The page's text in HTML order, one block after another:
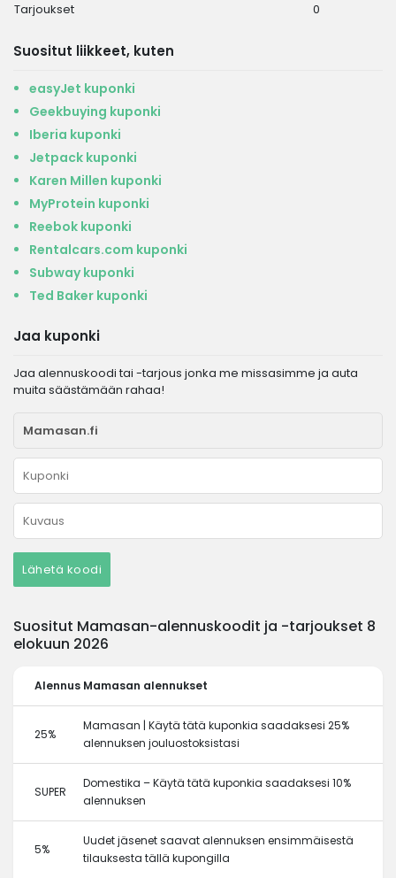
Tarjoukset
0
Suositut liikkeet, kuten
easyJet kuponki
Geekbuying kuponki
Iberia kuponki
Jetpack kuponki
Karen Millen kuponki
MyProtein kuponki
Reebok kuponki
Rentalcars.com kuponki
Subway kuponki
Ted Baker kuponki
Jaa kuponki
Jaa alennuskoodi tai -tarjous jonka me missasimme ja auta
muita säästämään rahaa!
Lähetä koodi
Suositut Mamasan-alennuskoodit ja -tarjoukset 8
elokuun 2026
Alennus Mamasan alennukset
25%
Mamasan | Käytä tätä kuponkia saadaksesi 25%
alennuksen jouluostoksistasi
SUPER
Domestika – Käytä tätä kuponkia saadaksesi 10%
alennuksen
5%
Uudet jäsenet saavat alennuksen ensimmäisestä
tilauksesta tällä kupongilla